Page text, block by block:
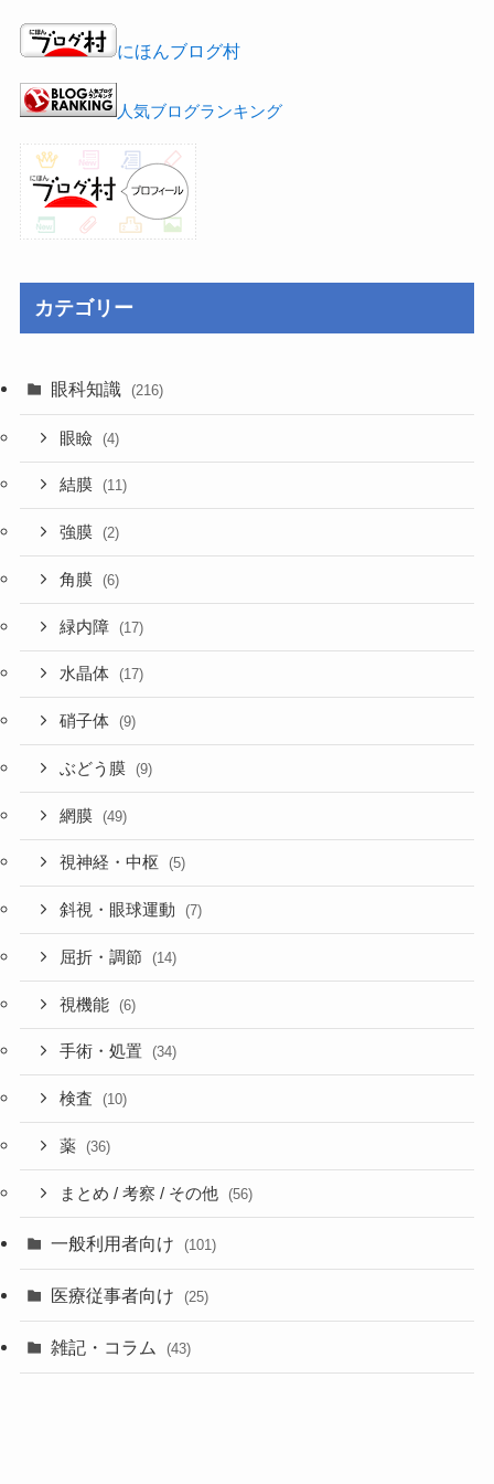
にほんブログ村
人気ブログランキング
カテゴリー
眼科知識 (216)
眼瞼 (4)
結膜 (11)
強膜 (2)
角膜 (6)
緑内障 (17)
水晶体 (17)
硝子体 (9)
ぶどう膜 (9)
網膜 (49)
視神経・中枢 (5)
斜視・眼球運動 (7)
屈折・調節 (14)
視機能 (6)
手術・処置 (34)
検査 (10)
薬 (36)
まとめ / 考察 / その他 (56)
一般利用者向け (101)
医療従事者向け (25)
雑記・コラム (43)